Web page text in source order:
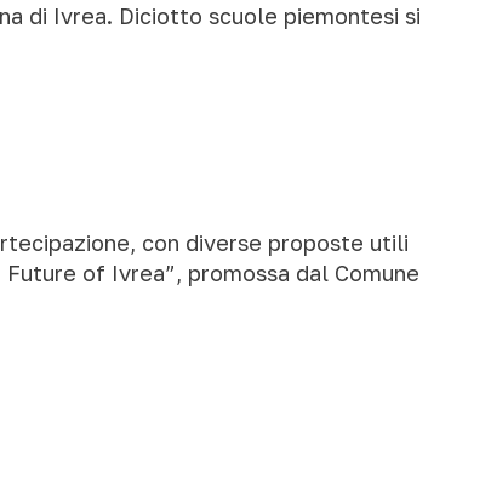
di Ivrea. Diciotto scuole piemontesi si
con diverse proposte utili
of Ivrea”, promossa dal Comune